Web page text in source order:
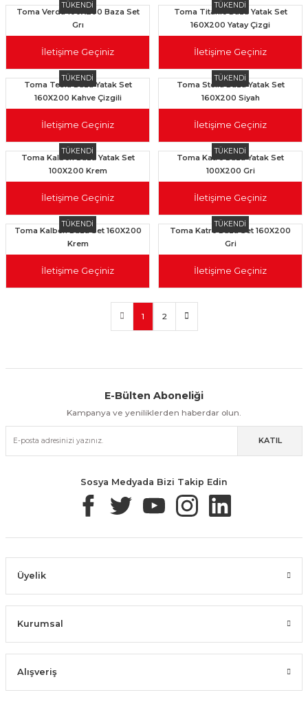
TÜKENDİ
Toma Verda 100X200 Baza Set
Grı
İletişime Geçiniz
TÜKENDİ
Toma Titanic Baza Yatak Set
160X200 Yatay Çizgi
İletişime Geçiniz
TÜKENDİ
Toma Tesla Baza Yatak Set
160X200 Kahve Çizgili
İletişime Geçiniz
TÜKENDİ
Toma Stella Baza Yatak Set
160X200 Siyah
İletişime Geçiniz
TÜKENDİ
Toma Kalben Baza Yatak Set
100X200 Krem
İletişime Geçiniz
TÜKENDİ
Toma Katre Baza Yatak Set
100X200 Gri
İletişime Geçiniz
TÜKENDİ
Toma Kalben Baza Set 160X200
Krem
İletişime Geçiniz
TÜKENDİ
Toma Katre Baza Set 160X200
Gri
İletişime Geçiniz
1 2
Kolay İade & Değişim Güvenli Alışveriş
Güvenli Paketleme Taksit / Havale İle Alışveriş Kolay İade & Değişim
E-Bülten Aboneliği
Kampanya ve yeniliklerden haberdar olun.
KATIL
Sosya Medyada Bizi Takip Edin
Üyelik
Kurumsal
Alışveriş